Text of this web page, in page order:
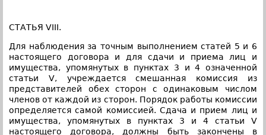
СТАТЬЯ VIII.
Для наблюдения за точным выполнением статей 5 и 6
настоящего договора и для сдачи и приема лиц и
имущества, упомянутых в пунктах 3 и 4 означенной
статьи V, учреждается смешанная комиссия из
представителей обех сторон с одинаковым числом
членов от каждой из сторон. Порядок работы комиссии
определяется самой комиссией. Сдача и прием лиц и
имущества, упомянутых в пунктах 3 и 4 статьи V
настоящего договора, должны быть закончены в